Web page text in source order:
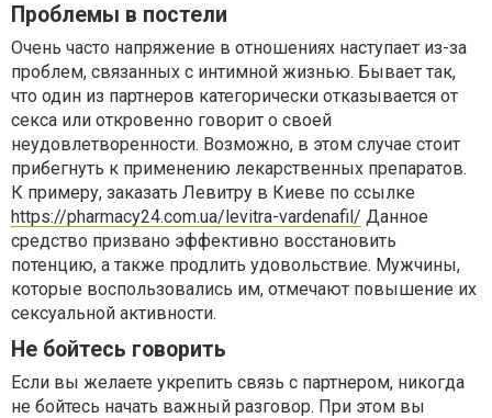
Проблемы в постели
Очень часто напряжение в отношениях наступает из-за
проблем, связанных с интимной жизнью. Бывает так,
что один из партнеров категорически отказывается от
секса или откровенно говорит о своей
неудовлетворенности. Возможно, в этом случае стоит
прибегнуть к применению лекарственных препаратов.
К примеру, заказать Левитру в Киеве по ссылке
https://pharmacy24.com.ua/levitra-vardenafil/ Данное
средство призвано эффективно восстановить
потенцию, а также продлить удовольствие. Мужчины,
которые воспользовались им, отмечают повышение их
сексуальной активности.
Не бойтесь говорить
Если вы желаете укрепить связь с партнером, никогда
не бойтесь начать важный разговор. При этом вы